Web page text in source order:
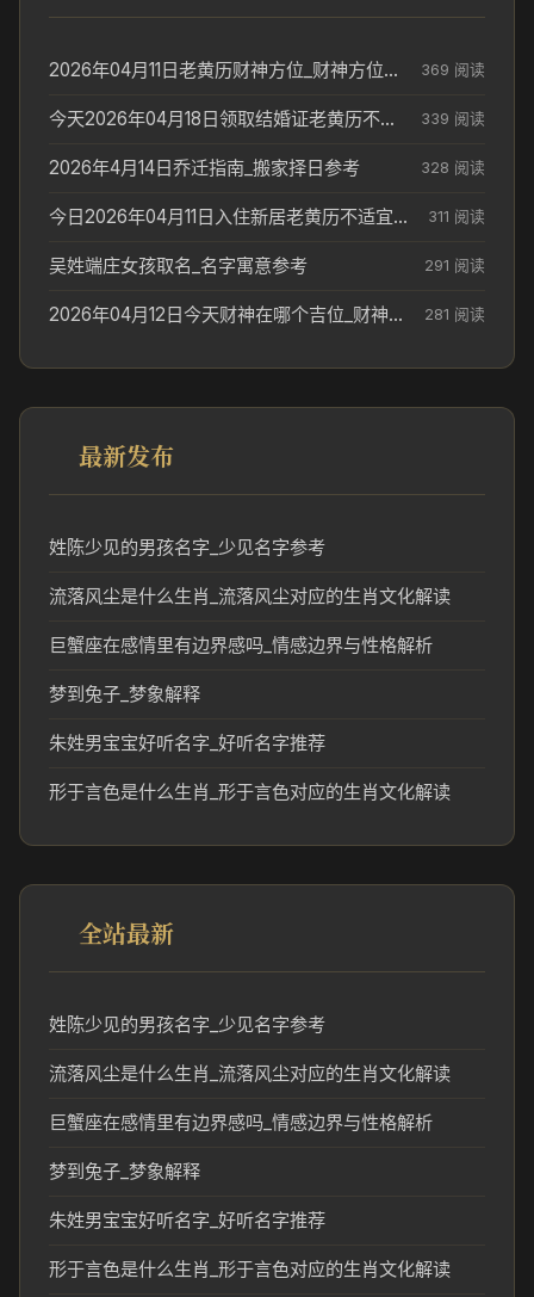
2026年04月11日老黄历财神方位_财神方位与供奉讲究 369 阅读
今天2026年04月18日领取结婚证老黄历不适合吗_领证日期参考 339 阅读
2026年4月14日乔迁指南_搬家择日参考 328 阅读
今日2026年04月11日入住新居老黄历不适宜吗_搬家择日参考 311 阅读
吴姓端庄女孩取名_名字寓意参考 291 阅读
2026年04月12日今天财神在哪个吉位_财神方位参考 281 阅读
最新发布
姓陈少见的男孩名字_少见名字参考
流落风尘是什么生肖_流落风尘对应的生肖文化解读
巨蟹座在感情里有边界感吗_情感边界与性格解析
梦到兔子_梦象解释
朱姓男宝宝好听名字_好听名字推荐
形于言色是什么生肖_形于言色对应的生肖文化解读
全站最新
姓陈少见的男孩名字_少见名字参考
流落风尘是什么生肖_流落风尘对应的生肖文化解读
巨蟹座在感情里有边界感吗_情感边界与性格解析
梦到兔子_梦象解释
朱姓男宝宝好听名字_好听名字推荐
形于言色是什么生肖_形于言色对应的生肖文化解读